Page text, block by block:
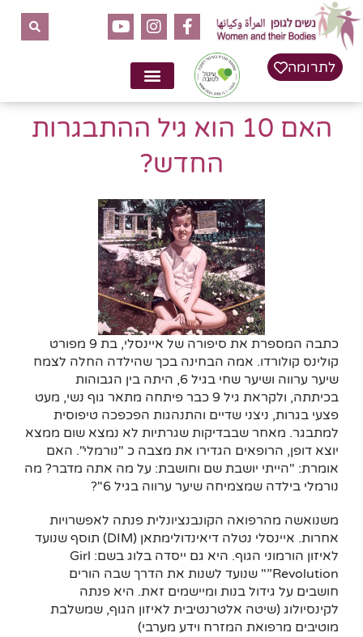
לתוכן
לתרומה
האם 10 הוא גיל ההתבגרות
החדש?
כתבה המספרת את סיפורה של איינסלי, בת 9 מפורט
קולינס קולורדו. אמה הבחינה בכך שהילדה החלה לצמח
שיער ערווה ושיער שחי בגיל 6, היתה בין הגבוהות
בכיתתה, ולקראת גיל 9 כבר פיתחה מתאר גוף נשי, מעט
פצעי בגרות, ניצני שדיים והתנהגות הפכפכה טיפוסית
למתבגר. מאחר שבבדיקות שגרתיות לא נמצא שום ממצא
יוצא דופן, הרופאים הגדירו את מצבה כ "נורמלי". האם
אומרת: "הייתי יושבת שם וחושבת: על מה אתה מדבר? מה
נורמלי בילדה שמצמיחה שיער ערווה בגיל 6"?
משנואשה מהרפואה הקונבנציונלית פנתה לאפשרויות
אחרות. איינסלי נטלה דיאינדולימתאן (DIM) תוסף שנועד
לאיזון הורמוני הגוף. היא גם ייסדה בלוג בשם: Girl
Revolution”" שנועד לשנות את הדרך שבה הורים
חושבים על גידול בנות ומיישמים זאת. היא פנתה
לקינסיולוג (שיטה אלטרנטיבית לאיזון הגוף, שמשלבת
מוטיבים מרפואת המזרח וידע מערבי)